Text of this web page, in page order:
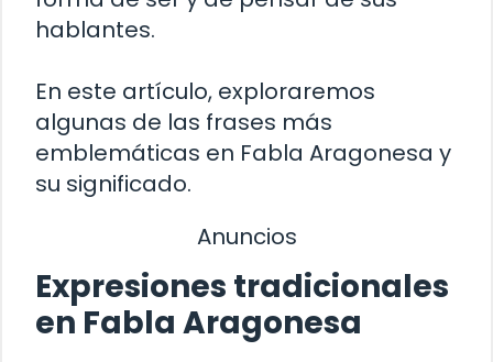
hablantes.
En este artículo, exploraremos
algunas de las frases más
emblemáticas en Fabla Aragonesa y
su significado.
Anuncios
Expresiones tradicionales
en Fabla Aragonesa